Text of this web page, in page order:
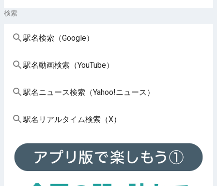
検索
駅名検索（Google）
駅名動画検索（YouTube）
駅名ニュース検索（Yahoo!ニュース）
駅名リアルタイム検索（X）